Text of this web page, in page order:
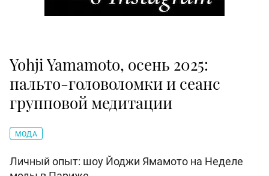
Yohji Yamamoto, осень 2025:
пальто-головоломки и сеанс
групповой медитации
МОДА
Личный опыт: шоу Йоджи Ямамото на Неделе